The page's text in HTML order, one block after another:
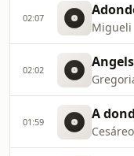
02:07
Migueli
02:02 Angels
01:59 A